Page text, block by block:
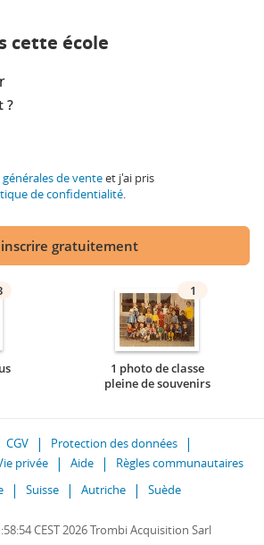
cette école
?
de venteet j'ai pris
de confidentialité.
gratuitement
1
1 photo de classe
pleine de souvenirs
CGV
Protection des données
privée Aide
Règles communautaires
Suisse Autriche Suède
CEST 2026 Trombi Acquisition Sarl